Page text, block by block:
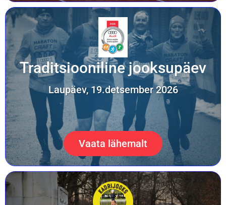
Traditsiooniline jooksupäev
Laupäev, 19.detsember 2026
Vaata lähemalt